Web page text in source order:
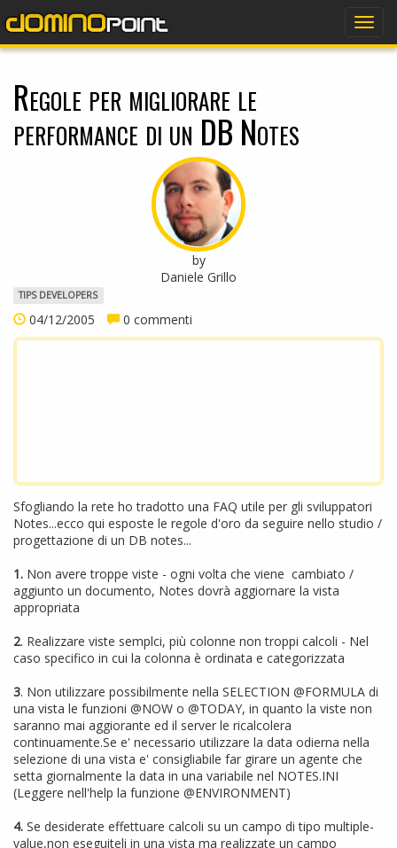
Regole per migliorare le
performance di un DB Notes
by
Daniele Grillo
TIPS DEVELOPERS
04/12/2005 0 commenti
Sfogliando la rete ho tradotto una FAQ utile per gli sviluppatori
Notes...ecco qui esposte le regole d'oro da seguire nello studio /
progettazione di un DB notes...
1. Non avere troppe viste - ogni volta che viene cambiato /
aggiunto un documento, Notes dovrà aggiornare la vista
appropriata
2. Realizzare viste semplci, più colonne non troppi calcoli - Nel
caso specifico in cui la colonna è ordinata e categorizzata
3. Non utilizzare possibilmente nella SELECTION @FORMULA di
una vista le funzioni @NOW o @TODAY, in quanto la viste non
saranno mai aggiorante ed il server le ricalcolera
continuamente.Se e' necessario utilizzare la data odierna nella
selezione di una vista e' consigliabile far girare un agente che
setta giornalmente la data in una variabile nel NOTES.INI
(Leggere nell'help la funzione @ENVIRONMENT)
4. Se desiderate effettuare calcoli su un campo di tipo multiple-
value,non eseguiteli in una vista ma realizzate un campo